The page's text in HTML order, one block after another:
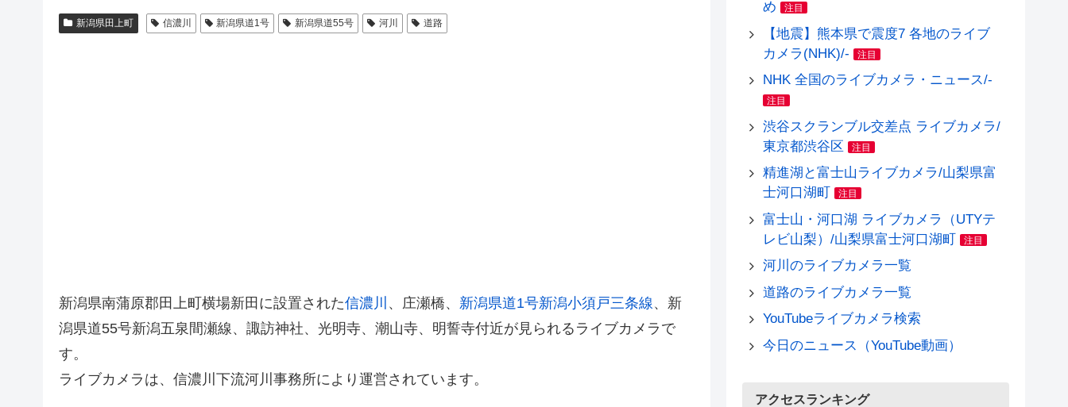
新潟県田上町 信濃川 新潟県道1号 新潟県道55号 河川 道路
新潟県南蒲原郡田上町横場新田に設置された信濃川 、庄瀬橋、 新潟県道1号新潟小須戸三条線、新
潟県道55号新潟五泉間瀬線、諏訪神社、光明寺、潮山寺、明誓寺付近が見られるライブカメラで
す。
ライブカメラは、信濃川下流河川事務所により運営されています。
め 注目
【地震】熊本県で震度7 各地のライブ
カメラ(NHK)/-
注目
NHK 全国のライブカメラ・ニュース/-
注目
渋谷スクランブル交差点 ライブカメラ/
東京都渋谷区
注目
精進湖と富士山ライブカメラ/山梨県富
士河口湖町
注目
富士山・河口湖 ライブカメラ（UTYテ
レビ山梨）/山梨県富士河口湖町
注目
河川のライブカメラ一覧
道路のライブカメラ一覧
YouTubeライブカメラ検索
今日のニュース（YouTube動画）
アクセスランキング